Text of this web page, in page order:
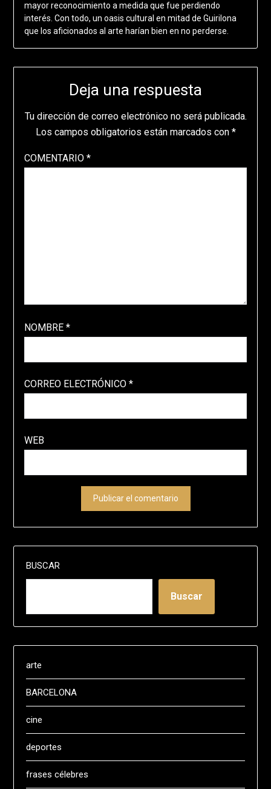
mayor reconocimiento a medida que fue perdiendo
interés. Con todo, un oasis cultural en mitad de Guirilona
que los aficionados al arte harían bien en no perderse.
Deja una respuesta
Tu dirección de correo electrónico no será publicada.
Los campos obligatorios están marcados con *
COMENTARIO *
NOMBRE *
CORREO ELECTRÓNICO *
WEB
BUSCAR
Buscar
arte
BARCELONA
cine
deportes
frases célebres